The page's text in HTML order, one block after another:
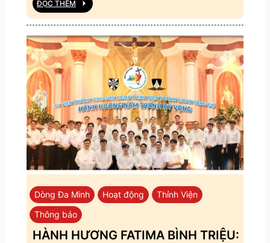
ĐỌC THÊM
Dòng Đa Minh Hoạt động
Thỉnh Viện
Thông báo
HÀNH HƯƠNG FATIMA BÌNH TRIỆU: